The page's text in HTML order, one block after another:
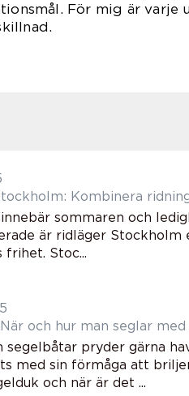
För mig är varje
Kombinera
sommaren och
är ridläger
frihet. Stoc...
och hur man seglar med
segelbåtar pryder gärna
med sin förmåga att
och när är det ...